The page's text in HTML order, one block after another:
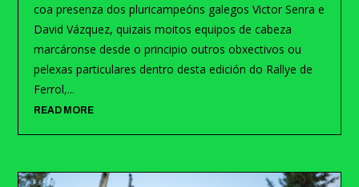
coa presenza dos pluricampeóns galegos Victor Senra e
David Vázquez, quizais moitos equipos de cabeza
marcáronse desde o principio outros obxectivos ou
pelexas particulares dentro desta edición do Rallye de
Ferrol,...
READ MORE